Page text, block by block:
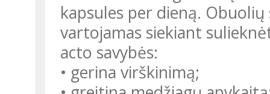
kapsules per dieną.
vartojamas siekiant
acto savybės:
• gerina virškinimą;